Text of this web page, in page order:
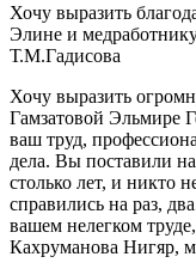
Хочу выразить
Элине и
Т.М.Гадисова
Хочу выразить
Гамзатовой Эльмире
ваш труд,
дела. Вы поставили
столько лет, и никто
справились на раз,
вашем нелегком
Кахруманова Нигяр,